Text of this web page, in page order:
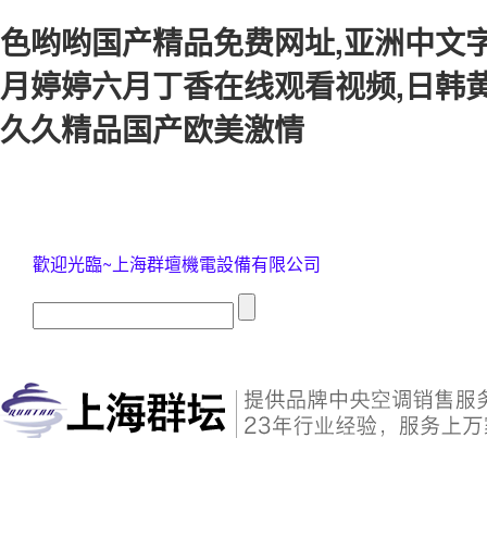
色哟哟国产精品免费网址,亚洲中文
月婷婷六月丁香在线观看视频,日韩
久久精品国产欧美激情
歡迎光臨~上海群壇機電設備有限公司